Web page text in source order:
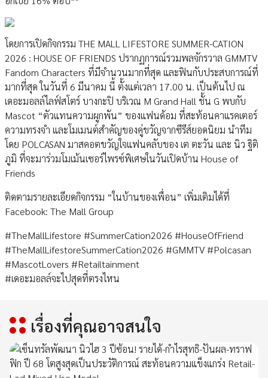
โดยการเปิดกิจกรรม THE MALL LIFESTORE SUMMER-CATION
2026 : HOUSE OF FRIENDS ปรากฏการณ์รวมพลจักรวาล GMMTV
Fandom Characters ที่มีจำนวนมากที่สุด และฟินกับประสบการณ์ที่
มากที่สุด ในวันที่ 6 มีนาคม นี้ ตั้งแต่เวลา 17.00 น. เป็นต้นไป ณ
เดอะมอลล์ไลฟ์สโตร์ บางกะปิ บริเวณ M Grand Hall ชั้น G พบกับ
Mascot “ตัวแทนความผูกพัน” ของแฟนด้อม ที่สะท้อนคาแรคเตอร์
ความทรงจำ และโมเมนต์สำคัญของคู่ขวัญจากซีรีส์ยอดนิยม นำทีม
โดย POLCASAN มาสคอตขวัญใจแฟนคลับของ เต ตะวัน และ นิว ฐิติ
ภูมิ ที่จะมาร่วมโมเม้นเซอร์ไพรซ์พิเศษในวันเปิดบ้าน House of
Friends
ติดตามรายละเอียดกิจกรรม “ในบ้านของเพื่อน” เพิ่มเติมได้ที่
Facebook: The Mall Group
#TheMallLifestore #SummerCation2026 #HouseOfFriend
#TheMallLifestoreSummerCation2026 #GMMTV #Polcasan
#MascotLovers #Retailtainment
#เดอะมอลล์จะไปสุดที่ตรงไหน
เรื่องที่คุณอาจสนใจ